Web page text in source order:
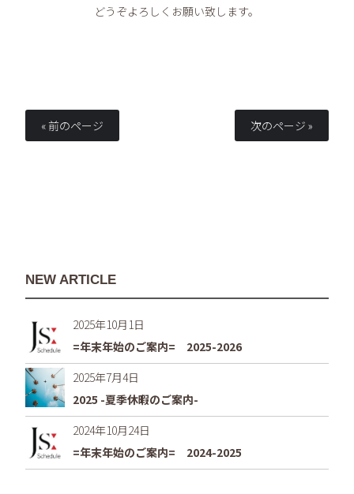
どうぞよろしくお願い致します。
« 前のページ 次のページ »
NEW ARTICLE
2025年10月1日
=年末年始のご案内= 2025-2026
2025年7月4日
2025 -夏季休暇のご案内-
2024年10月24日
=年末年始のご案内= 2024-2025